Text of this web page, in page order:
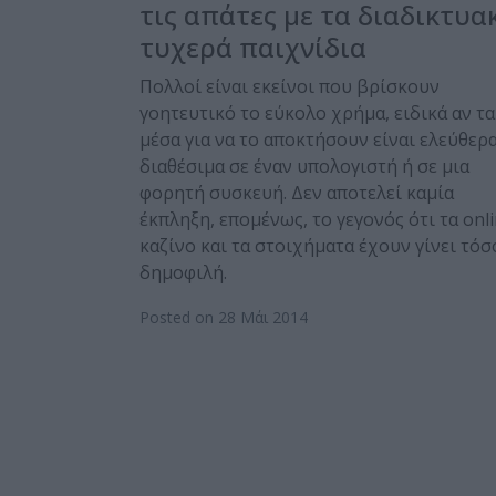
τις απάτες με τα
τυχερά παιχνίδια
Πολλοί είναι εκείνοι που βρίσκουν
γοητευτικό το εύκολο χρήμα, ειδικά αν τα
μέσα για να το αποκτήσουν είναι
διαθέσιμα σε έναν υπολογιστή ή σε μια
φορητή συσκευή. Δεν αποτελεί καμία
έκπληξη, επομένως, το γεγονός ότι τα
καζίνο και τα στοιχήματα έχουν γίνει
δημοφιλή.
Posted on 28 Μάι 2014